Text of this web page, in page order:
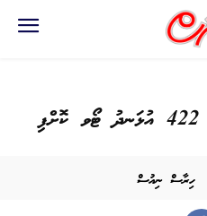
ހިރާސް ނިއުސް